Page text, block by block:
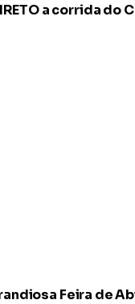
a corrida do
Feira de